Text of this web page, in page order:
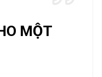
MỘT